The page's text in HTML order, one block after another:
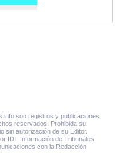
son registros y publicaciones
reservados. Prohibida su
sin autorización de su Editor.
IDT Información de Tribunales.
con la Redacción